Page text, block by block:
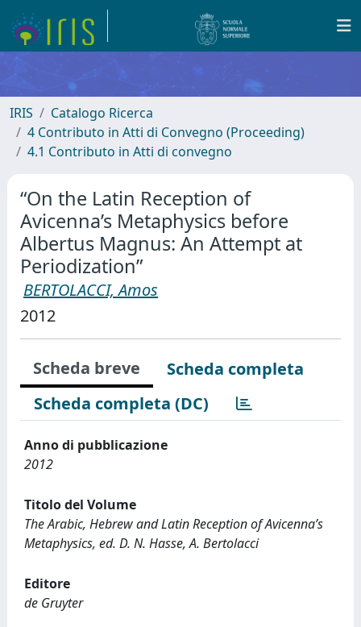
IRIS
Catalogo Ricerca
4 Contributo in Atti di Convegno (Proceeding)
4.1 Contributo in Atti di convegno
“On the Latin Reception of
Avicenna’s Metaphysics before
Albertus Magnus: An Attempt at
Periodization”
BERTOLACCI, Amos
2012
Scheda breve
Scheda completa
Scheda completa (DC)
Anno di pubblicazione
2012
Titolo del Volume
The Arabic, Hebrew and Latin Reception of Avicenna’s
Metaphysics, ed. D. N. Hasse, A. Bertolacci
Editore
de Gruyter